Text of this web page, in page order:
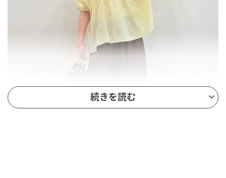
続きを読む